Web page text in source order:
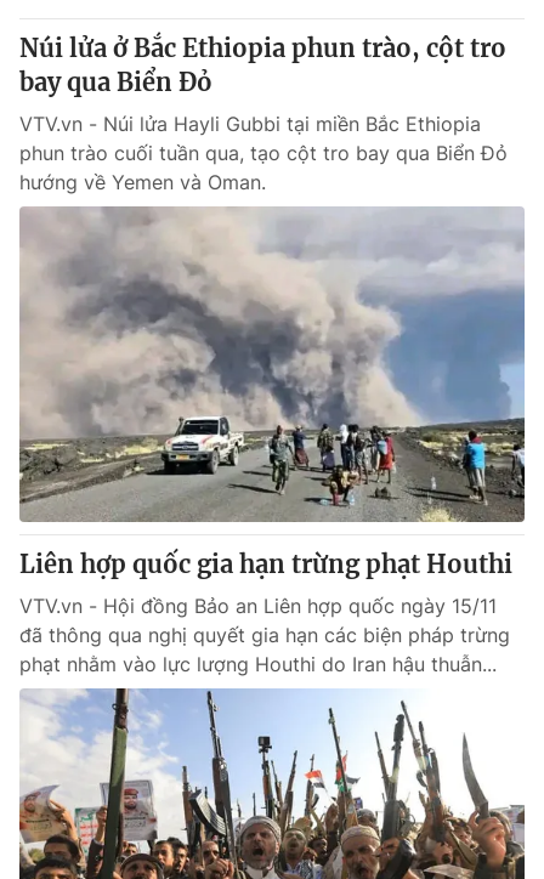
Núi lửa ở Bắc Ethiopia phun trào, cột tro
bay qua Biển Đỏ
VTV.vn - Núi lửa Hayli Gubbi tại miền Bắc Ethiopia
phun trào cuối tuần qua, tạo cột tro bay qua Biển Đỏ
hướng về Yemen và Oman.
Liên hợp quốc gia hạn trừng phạt Houthi
VTV.vn - Hội đồng Bảo an Liên hợp quốc ngày 15/11
đã thông qua nghị quyết gia hạn các biện pháp trừng
phạt nhằm vào lực lượng Houthi do Iran hậu thuẫn...